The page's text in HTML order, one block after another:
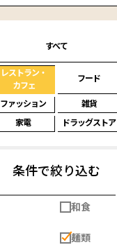
すべて
レストラン・
カフェ
フード
ファッション 雑貨
家電 ドラッグストア
条件で絞り込む
和食
麺類